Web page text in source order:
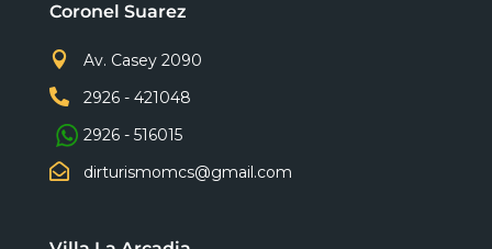
Coronel Suarez

Av. Casey 2090

2926 - 421048
2926 - 516015

dirturismomcs@gmail.com